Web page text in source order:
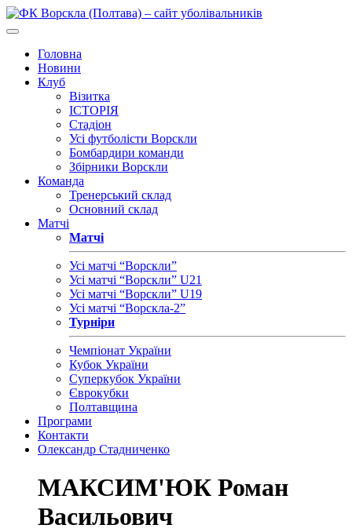
Головна
Новини
Клуб
Візитка
ІСТОРІЯ
Стадіон
Усі футболісти Ворскли
Бомбардири команди
Збірники Ворскли
Команда
Тренерський склад
Основний склад
Матчі
Матчі
Усі матчі “Ворскли”
Усі матчі “Ворскли” U21
Усі матчі “Ворскли” U19
Усі матчі “Ворскла-2”
Турніри
Чемпіонат України
Кубок України
Суперкубок України
Єврокубки
Полтавщина
Програми
Контакти
Олександр Стадниченко
МАКСИМ'ЮК Роман
Васильович